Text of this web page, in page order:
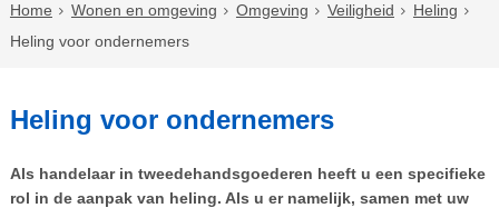
Home Wonen en omgeving Omgeving Veiligheid
Heling
Heling voor ondernemers
Heling voor ondernemers
Als handelaar in tweedehandsgoederen heeft u een specifieke
rol in de aanpak van heling. Als u er namelijk, samen met uw